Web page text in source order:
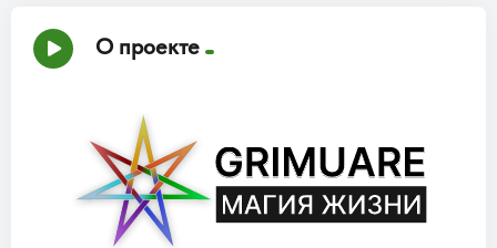
О проекте